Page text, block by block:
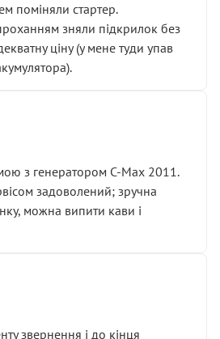
поміняли стартер.
зняли підкрилок без
ціну (у мене туди упав
з генератором C-Max 2011.
задоволений; зручна
можна випити кави і
звернення і до кінця